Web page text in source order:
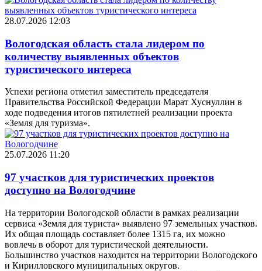
28.07.2026 12:03
Вологодская область стала лидером по
количеству выявленных объектов
туристического интереса
Успехи региона отметил заместитель председателя
Правительства Российской Федерации Марат Хуснуллин в
ходе подведения итогов пятилетней реализации проекта
«Земля для туризма».
25.07.2026 11:20
97 участков для туристических проектов
доступно на Вологодчине
На территории Вологодской области в рамках реализации
сервиса «Земля для туриста» выявлено 97 земельных участков.
Их общая площадь составляет более 1315 га, их можно
вовлечь в оборот для туристической деятельности.
Большинство участков находится на территории Вологодского
и Кирилловского муниципальных округов.